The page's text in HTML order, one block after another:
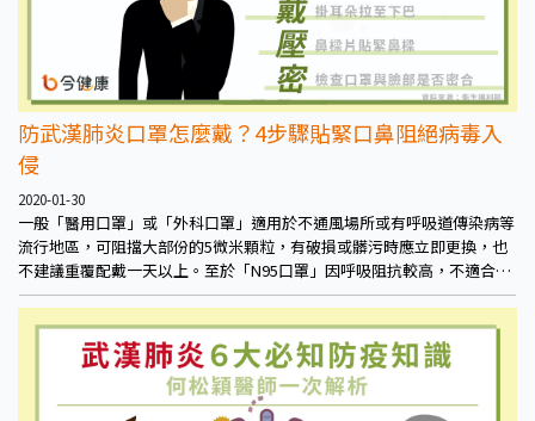
防武漢肺炎口罩怎麼戴？4步驟貼緊口鼻阻絕病毒入
侵
2020-01-30
一般「醫用口罩」或「外科口罩」適用於不通風場所或有呼吸道傳染病等
流行地區，可阻擋大部份的5微米顆粒，有破損或髒污時應立即更換，也
不建議重覆配戴一天以上。至於「N95口罩」因呼吸阻抗較高，不適合一
般民眾長時間配戴。